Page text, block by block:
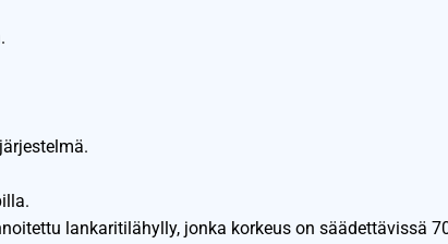
lankaritilähylly, jonka korkeus on säädettävissä